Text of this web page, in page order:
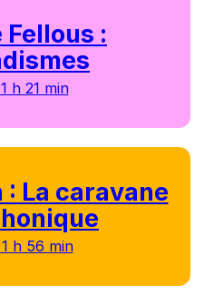
:
h 21 min
La caravane
h 56 min